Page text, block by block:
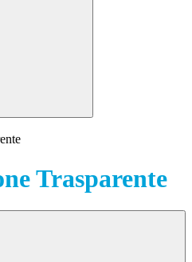
Trasparente